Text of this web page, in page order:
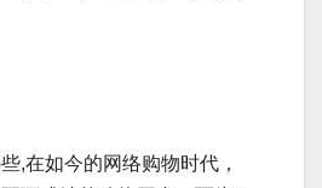
,在如今的网络购物时代，